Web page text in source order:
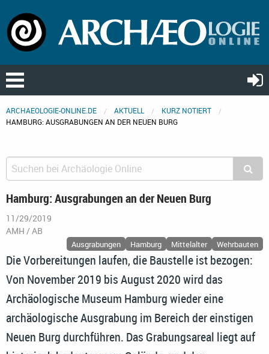
ARCHAEOLOGIE-ONLINE.DE AKTUELL
KURZ NOTIERT
HAMBURG: AUSGRABUNGEN AN DER NEUEN BURG
Hamburg: Ausgrabungen an der Neuen Burg
11/29/2019
AMH / AB
Ausgrabungen Hamburg Mittelalter Wehrbauten
Die Vorbereitungen laufen, die Baustelle ist bezogen:
Von November 2019 bis August 2020 wird das
Archäologische Museum Hamburg wieder eine
archäologische Ausgrabung im Bereich der einstigen
Neuen Burg durchführen. Das Grabungsareal liegt auf